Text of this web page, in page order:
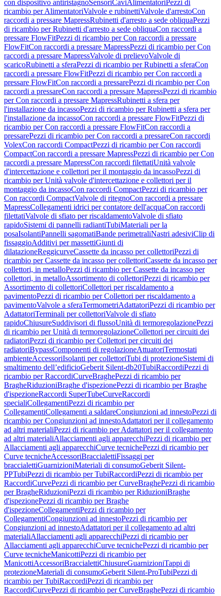
con dispositivo antiristagnoSensoriCaviAlimentatori Pezzi di
ricambio per AlimentatoriValvole e rubinettiValvole d'arrestoCon
raccordi a pressare MapressRubinetti d'arresto a sede obliquaPezzi
di ricambio per Rubinetti d'arresto a sede obliquaCon raccordi a
pressare FlowFitPezzi di ricambio per Con raccordi a pressare
FlowFitCon raccordi a pressare MapressPezzi di ricambio per Con
raccordi a pressare MapressValvole di prelievoValvole di
scaricoRubinetti a sferaPezzi di ricambio per Rubinetti a sferaCon
raccordi a pressare FlowFitPezzi di ricambio per Con raccordi a
pressare FlowFitCon raccordi a pressarePezzi di ricambio per Con
raccordi a pressareCon raccordi a pressare MapressPezzi di ricambio
per Con raccordi a pressare MapressRubinetti a sfera per
l'installazione da incassoPezzi di ricambio per Rubinetti a sfera per
l'installazione da incassoCon raccordi a pressare FlowFitPezzi di
ricambio per Con raccordi a pressare FlowFitCon raccordi a
pressarePezzi di ricambio per Con raccordi a pressareCon raccordi
VolexCon raccordi CompactPezzi di ricambio per Con raccordi
CompactCon raccordi a pressare MapressPezzi di ricambio per Con
raccordi a pressare MapressCon raccordi filettatiUnità valvole
d'intercettazione e collettori per il montaggio da incassoPezzi di
ricambio per Unità valvole d'intercettazione e collettori per il
montaggio da incassoCon raccordi CompactPezzi di ricambio per
Con raccordi CompactValvole di ritegnoCon raccordi a pressare
MapressCollegamenti idrici per contatore dell'acquaCon raccordi
filettatiValvole di sfiato per riscaldamentoValvole di sfiato
rapidoSistemi di pannelli radiantiTubiMateriali per la
posaIsolantiPannelli sagomatiBande perimetraliNastri adesiviClip di
fissaggioAdditivi per massettiGiunti di
dilatazioneReggicurveCassette da incasso per collettoriPezzi di
ricambio per Cassette da incasso per collettoriCassette da incasso per
collettori, in metalloPezzi di ricambio per Cassette da incasso per
collettori, in metalloAssortimento di collettoriPezzi di ricambio per
Assortimento di collettoriCollettori per riscaldamento a
pavimentoPezzi di ricambio per Collettori per riscaldamento a
pavimentoValvole a sferaTermometriAdattatoriPezzi di ricambio per
AdattatoriTerminali per collettoriValvole di sfiato
rapidoChiusureSuddivisori di flussoUnità di termoregolazionePezzi
di ricambio per Unità di termoregolazioneCollettori per circuiti dei
radiatoriPezzi di ricambio per Collettori per circuiti dei
radiatoriBypassComponenti di regolazioneAttuatoriTermostati
ambienteAccessoriIsolanti per collettoriTubi di protezioneSistemi di
smaltimento dell’edificioGeberit Silent-db20TubiRaccordiPezzi di
ricambio per RaccordiCurveBraghePezzi di ricambio per
BragheRiduzioniBraghe d'ispezionePezzi di ricambio per Braghe
d'ispezioneRaccordi SuperTubeCurveRaccordi
specialiCollegamentiPezzi di ricambio per
CollegamentiCollegamenti a saldareCongiunzioni ad innestoPezzi di
ricambio per Congiunzioni ad innestoAdattatori per il collegamento
ad altri materialiPezzi di ricambio per Adattatori per il collegamento
ad altri materialiAllacciamenti agli apparecchiPezzi di ricambio per
Allacciamenti agli apparecchiCurve tecnichePezzi di ricambio per
Curve tecnicheAccessoriBraccialettiFissaggi per
braccialettiGuarnizioniMateriali di consumoGeberit Silent-
PPTubiPezzi di ricambio per TubiRaccordiPezzi di ricambio per
RaccordiCurvePezzi di ricambio per CurveBraghePezzi di ricambio
per BragheRiduzioniPezzi di ricambio per RiduzioniBraghe
d'ispezionePezzi di ricambio per Braghe
d'ispezioneCollegamentiPezzi di ricambio per
CollegamentiCongiunzioni ad innestoPezzi di ricambio per
Congiunzioni ad innestoAdattatori per il collegamento ad altri
materialiAllacciamenti agli apparecchiPezzi di ricambio per
Allacciamenti agli apparecchiCurve tecnichePezzi di ricambio per
Curve tecnicheManicottiPezzi di ricambio per
ManicottiAccessoriBraccialettiChiusureGuarnizioniTappi di
protezioneMateriali di consumoGeberit Silent-ProTubiPezzi di
ricambio per TubiRaccordiPezzi di ricambio per
RaccordiCurvePezzi di ricambio per CurveBraghePezzi di ricambio